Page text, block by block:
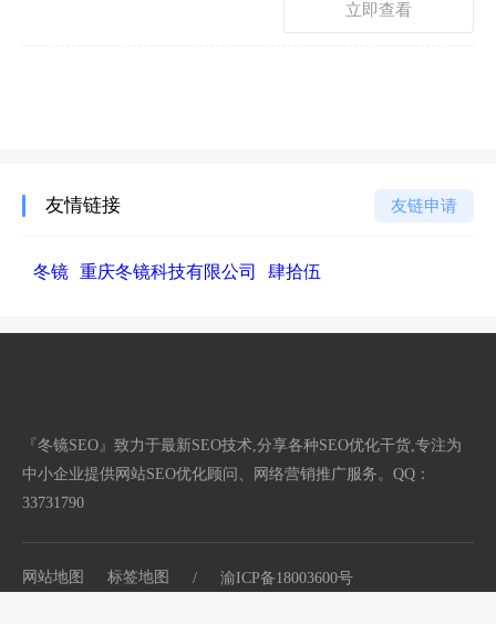
立即查看
友情链接 友链申请
冬镜 重庆冬镜科技有限公司 肆拾伍
『冬镜SEO』致力于最新SEO技术,分享各种SEO优化干货,专注为
中小企业提供网站SEO优化顾问、网络营销推广服务。QQ：
33731790
网站地图 标签地图 / 渝ICP备18003600号